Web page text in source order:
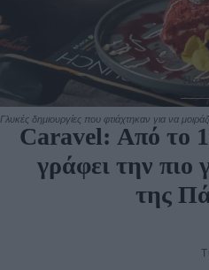
Γλυκές δημιουργίες που φτιάχτηκαν για να
Caravel: Από το
γράφει την πιο
της